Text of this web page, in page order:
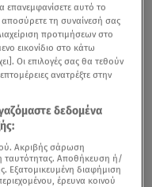
επανεμφανίσετε αυτό το
αποσύρετε τη συναίνεσή σας
προτιμήσεων στο
εικονίδιο στο κάτω
Οι επιλογές σας θα τεθούν
ανατρέξτε στην
δεδομένα
Ακριβής σάρωση
ταυτότητας. Αποθήκευση ή/
Εξατομικευμένη διαφήμιση
έρευνα κοινού